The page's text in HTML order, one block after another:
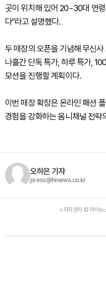
곳이 위치해 있어 20~30대 연
다"라고 설명했다.
두 매장의 오픈을 기념해 무신
나흘간 단독 특가, 하루 특가,
모션을 진행할 계획이다.
이번 매장 확장은 온라인 패션
경험을 강화하는 옴니채널 전략
오하은 기자
press@hinews.co.kr
<저작권자 © 하이뉴